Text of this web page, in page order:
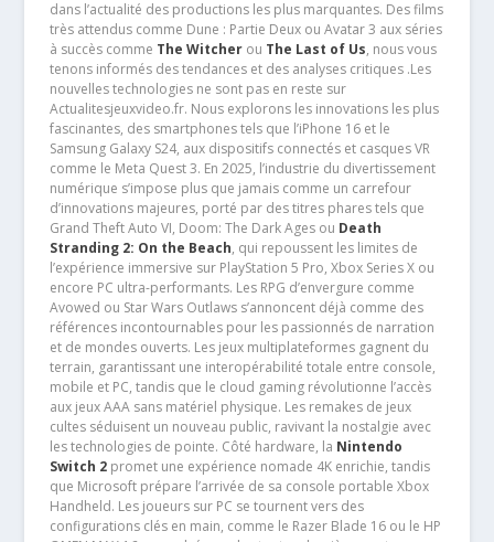
dans l’actualité des productions les plus marquantes. Des films
très attendus comme Dune : Partie Deux ou Avatar 3 aux séries
à succès comme The Witcherou The Last of Us, nous vous
tenons informés des tendances et des analyses critiques .Les
nouvelles technologies ne sont pas en reste sur
Actualitesjeuxvideo.fr. Nous explorons les innovations les plus
fascinantes, des smartphones tels que l’iPhone 16 et le
Samsung Galaxy S24, aux dispositifs connectés et casques VR
comme le Meta Quest 3. En 2025, l’industrie du divertissement
numérique s’impose plus que jamais comme un carrefour
d’innovations majeures, porté par des titres phares tels que
Grand Theft Auto VI, Doom: The Dark Ages ou Death
Stranding 2: On the Beach, qui repoussent les limites de
l’expérience immersive sur PlayStation 5 Pro, Xbox Series X ou
encore PC ultra-performants. Les RPG d’envergure comme
Avowed ou Star Wars Outlaws s’annoncent déjà comme des
références incontournables pour les passionnés de narration
et de mondes ouverts. Les jeux multiplateformes gagnent du
terrain, garantissant une interopérabilité totale entre console,
mobile et PC, tandis que le cloud gaming révolutionne l’accès
aux jeux AAA sans matériel physique. Les remakes de jeux
cultes séduisent un nouveau public, ravivant la nostalgie avec
les technologies de pointe. Côté hardware, la Nintendo
Switch 2promet une expérience nomade 4K enrichie, tandis
que Microsoft prépare l’arrivée de sa console portable Xbox
Handheld. Les joueurs sur PC se tournent vers des
configurations clés en main, comme le Razer Blade 16 ou le HP